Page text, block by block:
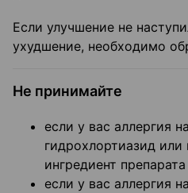
Если улучшение не
ухудшение, необходимо
Не принимайте
если у вас аллергия
гидрохлортиазид
ингредиент
если у вас аллергия